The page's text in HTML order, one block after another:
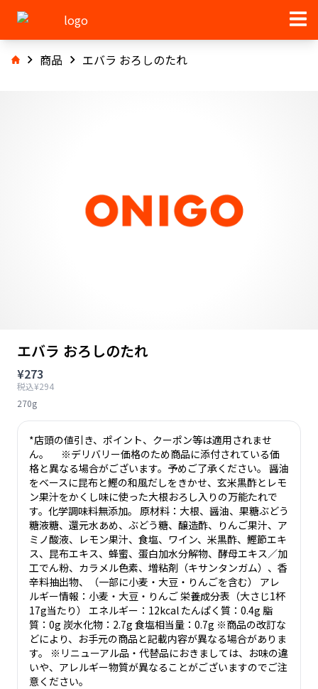
商品 エバラ おろしのたれ
エバラ おろしのたれ
¥273
税込¥294
270g
*店頭の値引き、ポイント、クーポン等は適用されませ
ん。 ※デリバリー価格のため商品に添付されている価
格と異なる場合がございます。予めご了承ください。 醤油
をベースに昆布と鰹の和風だしをきかせ、玄米黒酢とレモ
ン果汁をかくし味に使った大根おろし入りの万能たれで
す。化学調味料無添加。 原材料：大根、醤油、果糖ぶどう
糖液糖、還元水あめ、ぶどう糖、醸造酢、りんご果汁、ア
ミノ酸液、レモン果汁、食塩、ワイン、米黒酢、鰹節エキ
ス、昆布エキス、蜂蜜、蛋白加水分解物、酵母エキス／加
工でん粉、カラメル色素、増粘剤（キサンタンガム）、香
辛料抽出物、（一部に小麦・大豆・りんごを含む） アレ
ルギー情報：小麦・大豆・りんご 栄養成分表（大さじ1杯
17g当たり） エネルギー：12kcal たんぱく質：0.4g 脂
質：0g 炭水化物：2.7g 食塩相当量：0.7g ※商品の改訂な
どにより、お手元の商品と記載内容が異なる場合がありま
す。 ※リニューアル品・代替品におきましては、お味の違
いや、アレルギー物質が異なることがございますのでご注
意ください。